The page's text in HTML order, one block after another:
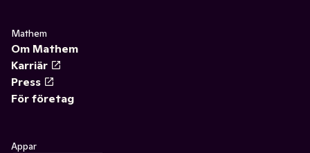
Mathem
Om Mathem
Karriär
Press
För företag
Appar